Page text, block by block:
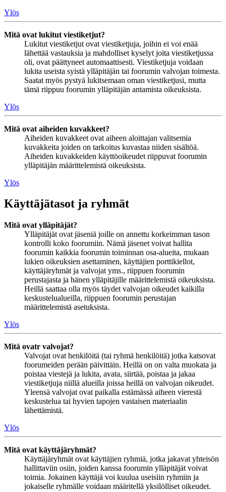
Ylös
Mitä ovat lukitut viestiketjut?
Lukitut viestiketjut ovat viestiketjuja, joihin ei voi enää
lähettää vastauksia ja mahdolliset kyselyt joita viestiketjussa
oli, ovat päättyneet automaattisesti. Viestiketjuja voidaan
lukita useista syistä ylläpitäjän tai foorumin valvojan toimesta.
Saatat myös pystyä lukitsemaan oman viestiketjusi, mutta
tämä riippuu foorumin ylläpitäjän antamista oikeuksista.
Ylös
Mitä ovat aiheiden kuvakkeet?
Aiheiden kuvakkeet ovat aiheen aloittajan valitsemia
kuvakkeita joiden on tarkoitus kuvastaa niiden sisältöä.
Aiheiden kuvakkeiden käyttöoikeudet riippuvat foorumin
ylläpitäjän määrittelemistä oikeuksista.
Ylös
Käyttäjätasot ja ryhmät
Mitä ovat ylläpitäjät?
Ylläpitäjät ovat jäseniä joille on annettu korkeimman tason
kontrolli koko foorumiin. Nämä jäsenet voivat hallita
foorumin kaikkia foorumin toiminnan osa-alueita, mukaan
lukien oikeuksien asettaminen, käyttäjien porttikiellot,
käyttäjäryhmät ja valvojat yms., riippuen foorumin
perustajasta ja hänen ylläpitäjille määrittelemistä oikeuksista.
Heillä saattaa olla myös täydet valvojan oikeudet kaikilla
keskustelualueilla, riippuen foorumin perustajan
määrittelemistä asetuksista.
Ylös
Mitä ovatr valvojat?
Valvojat ovat henkilöitä (tai ryhmä henkilöitä) jotka katsovat
foorumeiden perään päivittäin. Heillä on on valta muokata ja
poistaa viestejä ja lukita, avata, siirtää, poistaa ja jakaa
viestiketjuja niillä alueilla joissa heillä on valvojan oikeudet.
Yleensä valvojat ovat paikalla estämässä aiheen vierestä
keskustelua tai hyvien tapojen vastaisen materiaalin
lähettämistä.
Ylös
Mitä ovat käyttäjäryhmät?
Käyttäjäryhmät ovat käyttäjien ryhmiä, jotka jakavat yhteisön
hallittaviin osiin, joiden kanssa foorumin ylläpitäjät voivat
toimia. Jokainen käyttäjä voi kuulua useisiin ryhmiin ja
jokaiselle ryhmälle voidaan määritellä yksilölliset oikeudet.